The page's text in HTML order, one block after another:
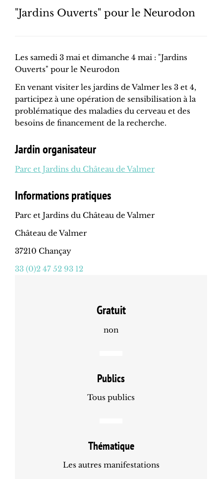
"Jardins Ouverts" pour le Neurodon
Les samedi 3 mai et dimanche 4 mai : "Jardins
Ouverts" pour le Neurodon
En venant visiter les jardins de Valmer les 3 et 4,
participez à une opération de sensibilisation à la
problématique des maladies du cerveau et des
besoins de financement de la recherche.
Jardin organisateur
Parc et Jardins du Château de Valmer
Informations pratiques
Parc et Jardins du Château de Valmer
Château de Valmer
37210 Chançay
33 (0)2 47 52 93 12
Gratuit
non
Publics
Tous publics
Thématique
Les autres manifestations